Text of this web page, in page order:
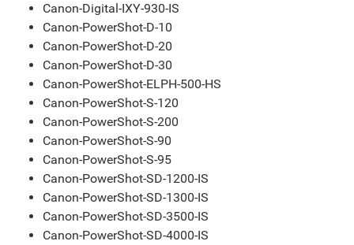
Canon-Digital-IXY-930-IS
Canon-PowerShot-D-10
Canon-PowerShot-D-20
Canon-PowerShot-D-30
Canon-PowerShot-ELPH-500-HS
Canon-PowerShot-S-120
Canon-PowerShot-S-200
Canon-PowerShot-S-90
Canon-PowerShot-S-95
Canon-PowerShot-SD-1200-IS
Canon-PowerShot-SD-1300-IS
Canon-PowerShot-SD-3500-IS
Canon-PowerShot-SD-4000-IS